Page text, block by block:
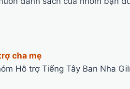
cha mẹ
Hỗ trợ Tiếng Tây Ban Nha